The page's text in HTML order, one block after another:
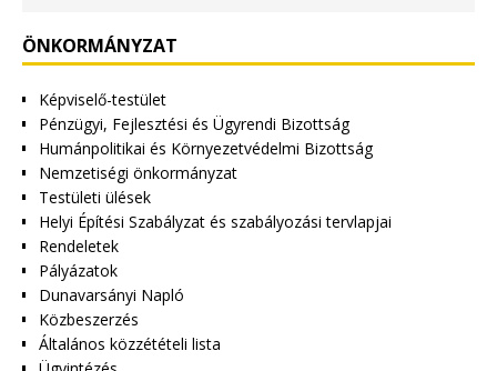
ÖNKORMÁNYZAT
Képviselő-testület
Pénzügyi, Fejlesztési és Ügyrendi Bizottság
Humánpolitikai és Környezetvédelmi Bizottság
Nemzetiségi önkormányzat
Testületi ülések
Helyi Építési Szabályzat és szabályozási tervlapjai
Rendeletek
Pályázatok
Dunavarsányi Napló
Közbeszerzés
Általános közzétételi lista